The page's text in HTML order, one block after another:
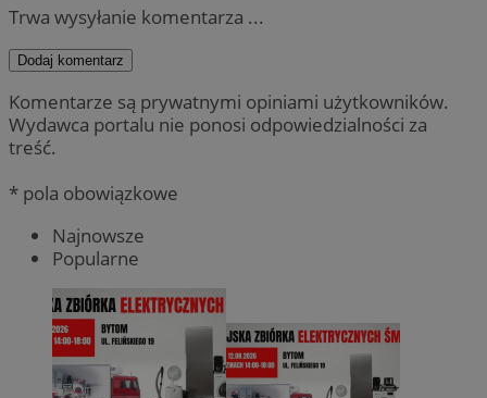
Trwa wysyłanie komentarza ...
Dodaj komentarz
Komentarze są prywatnymi opiniami użytkowników.
Wydawca portalu nie ponosi odpowiedzialności za
treść.
* pola obowiązkowe
Najnowsze
Popularne